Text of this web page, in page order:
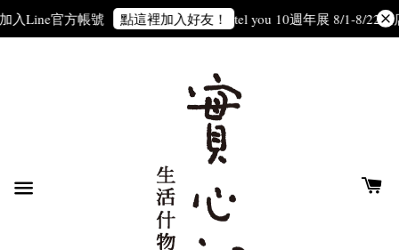
帳號 點這裡加入好友！ tel you 10週年展 8/1-8/22全店滿3000元